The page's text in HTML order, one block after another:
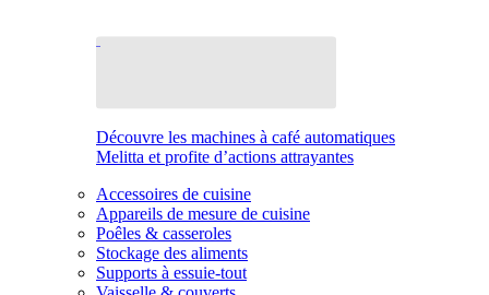
Découvre les machines à café automatiques
Melitta et profite d’actions attrayantes
Accessoires de cuisine
Appareils de mesure de cuisine
Poêles & casseroles
Stockage des aliments
Supports à essuie-tout